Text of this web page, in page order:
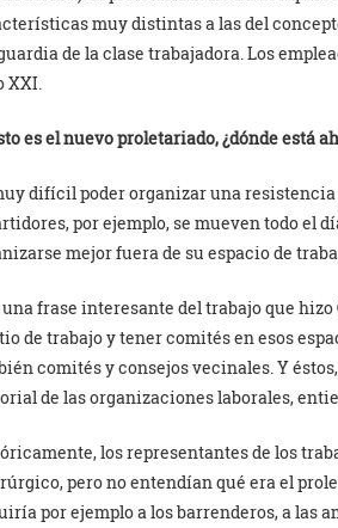
muy distintas a las del
de la clase trabajadora. Los
XXI.
es el nuevo proletariado, ¿dónde está
difícil poder organizar una resistencia
por ejemplo, se mueven todo el
mejor fuera de su espacio de
frase interesante del trabajo que
de trabajo y tener comités en esos
comités y consejos vecinales. Y
de las organizaciones laborales,
los representantes de los
pero no entendían qué era el
por ejemplo a los barrenderos, a las